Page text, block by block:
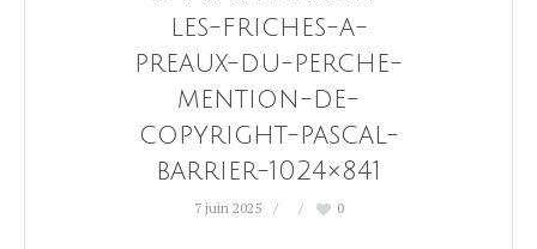
les-friches-a-
preaux-du-perche-
mention-de-
copyright-pascal-
barrier-1024×841
7 juin 2025 0